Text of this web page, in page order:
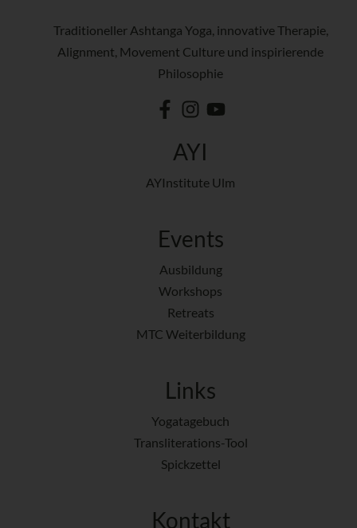
Traditioneller Ashtanga Yoga, innovative Therapie,
Alignment, Movement Culture und inspirierende
Philosophie
AYI
AYInstitute Ulm
Events
Ausbildung
Workshops
Retreats
MTC Weiterbildung
Links
Yogatagebuch
Transliterations-Tool
Spickzettel
Kontakt